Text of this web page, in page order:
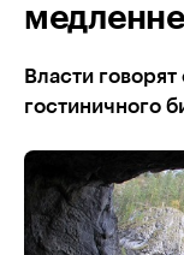
Власти
гостиничного